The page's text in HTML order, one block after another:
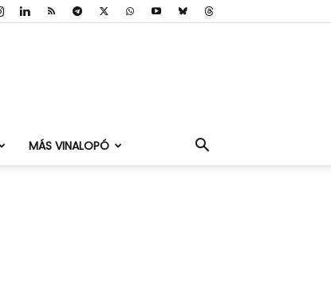
MÁS VINALOPÓ